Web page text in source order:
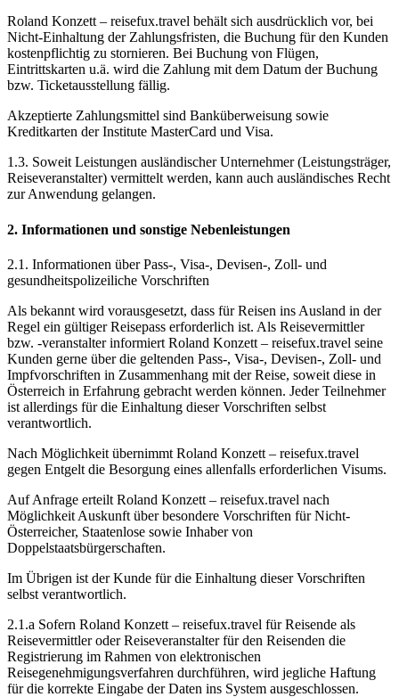
Roland Konzett – reisefux.travel behält sich ausdrücklich vor, bei
Nicht-Einhaltung der Zahlungsfristen, die Buchung für den Kunden
kostenpflichtig zu stornieren. Bei Buchung von Flügen,
Eintrittskarten u.ä. wird die Zahlung mit dem Datum der Buchung
bzw. Ticketausstellung fällig.
Akzeptierte Zahlungsmittel sind Banküberweisung sowie
Kreditkarten der Institute MasterCard und Visa.
1.3. Soweit Leistungen ausländischer Unternehmer (Leistungsträger,
Reiseveranstalter) vermittelt werden, kann auch ausländisches Recht
zur Anwendung gelangen.
2. Informationen und sonstige Nebenleistungen
2.1. Informationen über Pass-, Visa-, Devisen-, Zoll- und
gesundheitspolizeiliche Vorschriften
Als bekannt wird vorausgesetzt, dass für Reisen ins Ausland in der
Regel ein gültiger Reisepass erforderlich ist. Als Reisevermittler
bzw. -veranstalter informiert Roland Konzett – reisefux.travel seine
Kunden gerne über die geltenden Pass-, Visa-, Devisen-, Zoll- und
Impfvorschriften in Zusammenhang mit der Reise, soweit diese in
Österreich in Erfahrung gebracht werden können. Jeder Teilnehmer
ist allerdings für die Einhaltung dieser Vorschriften selbst
verantwortlich.
Nach Möglichkeit übernimmt Roland Konzett – reisefux.travel
gegen Entgelt die Besorgung eines allenfalls erforderlichen Visums.
Auf Anfrage erteilt Roland Konzett – reisefux.travel nach
Möglichkeit Auskunft über besondere Vorschriften für Nicht-
Österreicher, Staatenlose sowie Inhaber von
Doppelstaatsbürgerschaften.
Im Übrigen ist der Kunde für die Einhaltung dieser Vorschriften
selbst verantwortlich.
2.1.a Sofern Roland Konzett – reisefux.travel für Reisende als
Reisevermittler oder Reiseveranstalter für den Reisenden die
Registrierung im Rahmen von elektronischen
Reisegenehmigungsverfahren durchführen, wird jegliche Haftung
für die korrekte Eingabe der Daten ins System ausgeschlossen.